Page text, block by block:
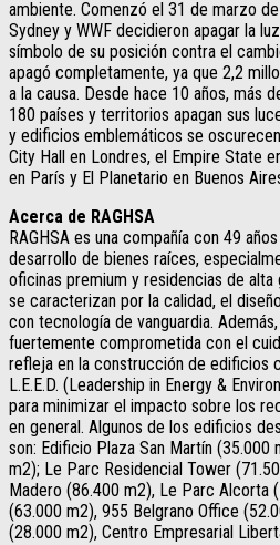
ambiente. Comenzó el 31 de marzo
Sydney y WWF decidieron apagar la
símbolo de su posición contra el
apagó completamente, ya que 2,2
a la causa. Desde hace 10 años, más
180 países y territorios apagan sus
y edificios emblemáticos se
City Hall en Londres, el Empire State
en París y El Planetario en Buenos
Acerca de RAGHSA
RAGHSA es una compañía con 49
desarrollo de bienes raíces,
oficinas premium y residencias de alta
se caracterizan por la calidad, el
con tecnología de vanguardia.
fuertemente comprometida con el
refleja en la construcción de edificios
L.E.E.D. (Leadership in Energy &
para minimizar el impacto sobre los
en general. Algunos de los edificios
son: Edificio Plaza San Martín (35.000
m2); Le Parc Residencial Tower
Madero (86.400 m2), Le Parc Alcorta
(63.000 m2), 955 Belgrano Office
(28.000 m2), Centro Empresarial